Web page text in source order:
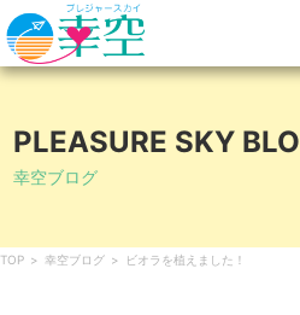
PLEASURE SKY
幸空ブログ
TOP > 幸空ブログ > ビオラを植えました！